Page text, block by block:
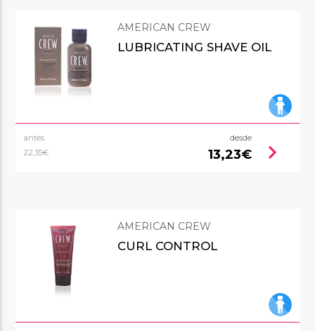
AMERICAN CREW
LUBRICATING SHAVE OIL
antes
22,35€
desde
13,23€ chevron_right
AMERICAN CREW
CURL CONTROL